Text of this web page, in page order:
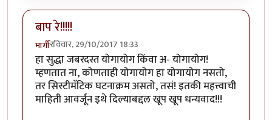
बाप रे!!!!!
मार्गीरविवार, 29/10/2017 18:33
हा सुद्धा जबरदस्त योगायोग किंवा अ- योगायोग!
म्हणतात ना, कोणताही योगायोग हा योगायोग नसतो,
तर सिस्टीमॅटिक घटनाक्रम असतो, तसं! इतकी महत्त्वाची
माहिती आवर्जून इथे दिल्याबद्दल खूप खूप धन्यवाद!!!